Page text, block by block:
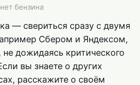
бензина
— свериться сразу с двумя
Сбером и Яндексом,
не дожидаясь критического
вы знаете о других
расскажите о своём